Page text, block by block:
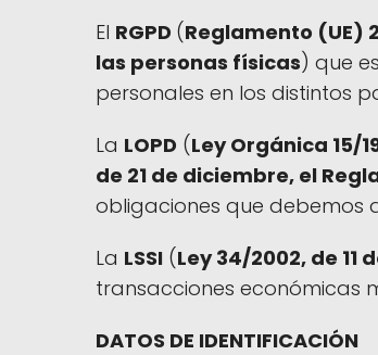
El RGPD (Reglamento (UE)
las personas físicas) que
personales en los distintos
La LOPD (Ley Orgánica 15/
de 21 de diciembre, el
obligaciones que debemos
La LSSI (Ley 34/2002, de
transacciones económicas
DATOS DE IDENTIFICACIÓN